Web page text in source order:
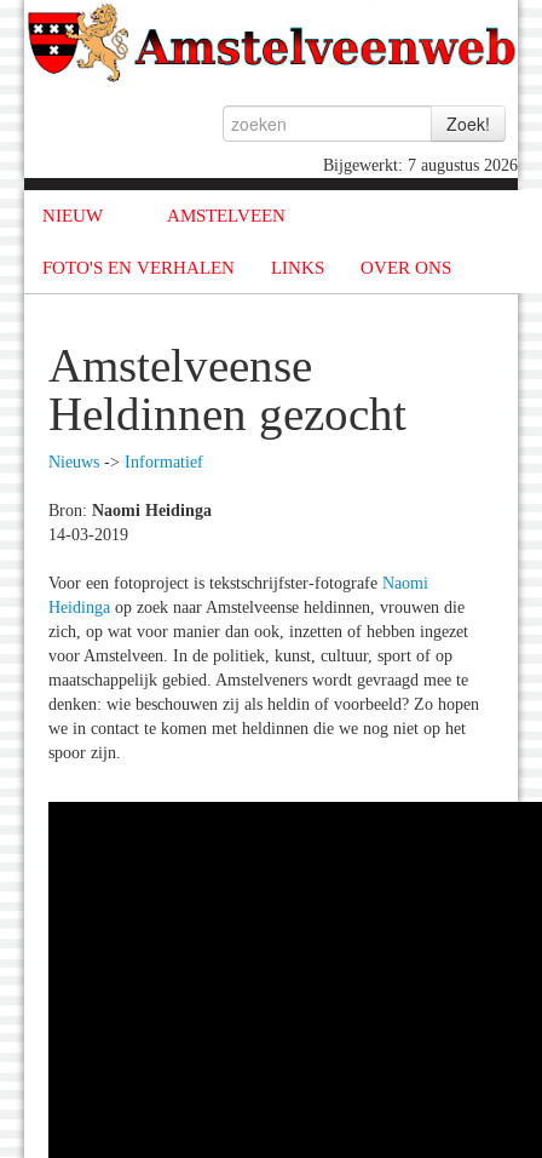
Bijgewerkt: 7 augustus 2026
NIEUW AMSTELVEEN
FOTO'S EN VERHALEN LINKS OVER ONS
Amstelveense
Heldinnen gezocht
Nieuws -> Informatief
Bron: Naomi Heidinga
14-03-2019
Voor een fotoproject is tekstschrijfster-fotografe Naomi
Heidinga op zoek naar Amstelveense heldinnen, vrouwen die
zich, op wat voor manier dan ook, inzetten of hebben ingezet
voor Amstelveen. In de politiek, kunst, cultuur, sport of op
maatschappelijk gebied. Amstelveners wordt gevraagd mee te
denken: wie beschouwen zij als heldin of voorbeeld? Zo hopen
we in contact te komen met heldinnen die we nog niet op het
spoor zijn.